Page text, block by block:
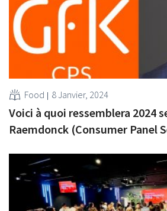
Food 8 Janvier, 2024
Voici à quoi ressemblera 2024
Raemdonck (Consumer Panel